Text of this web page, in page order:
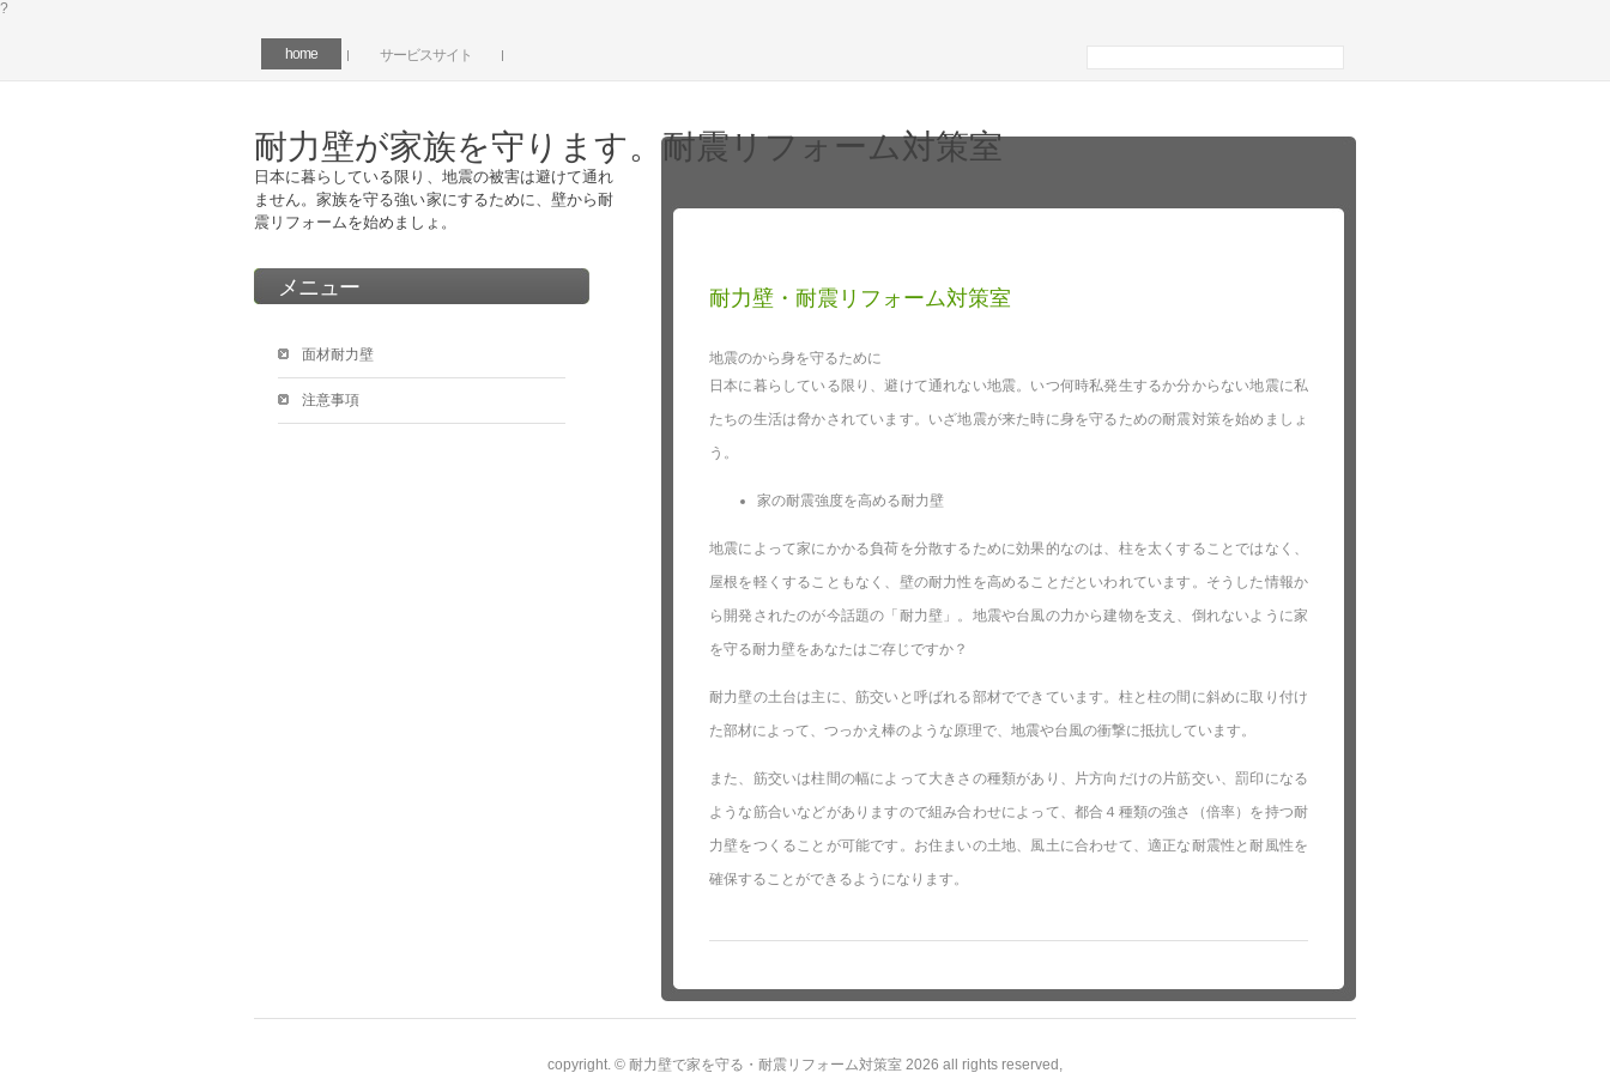
?
home サービスサイト
耐力壁が家族を守ります。耐震リフォーム対策室
日本に暮らしている限り、地震の被害は避けて通れ
ません。家族を守る強い家にするために、壁から耐
震リフォームを始めましょ。
耐力壁・耐震リフォーム対策室
地震のから身を守るために
日本に暮らしている限り、避けて通れない地震。いつ何時私発生するか分からない地震に私
たちの生活は脅かされています。いざ地震が来た時に身を守るための耐震対策を始めましょ
う。
家の耐震強度を高める耐力壁
地震によって家にかかる負荷を分散するために効果的なのは、柱を太くすることではなく、
屋根を軽くすることもなく、壁の耐力性を高めることだといわれています。そうした情報か
ら開発されたのが今話題の「耐力壁」。地震や台風の力から建物を支え、倒れないように家
を守る耐力壁をあなたはご存じですか？
耐力壁の土台は主に、筋交いと呼ばれる部材でできています。柱と柱の間に斜めに取り付け
た部材によって、つっかえ棒のような原理で、地震や台風の衝撃に抵抗しています。
また、筋交いは柱間の幅によって大きさの種類があり、片方向だけの片筋交い、罰印になる
ような筋合いなどがありますので組み合わせによって、都合４種類の強さ（倍率）を持つ耐
力壁をつくることが可能です。お住まいの土地、風土に合わせて、適正な耐震性と耐風性を
確保することができるようになります。
メニュー
面材耐力壁
注意事項
copyright. © 耐力壁で家を守る・耐震リフォーム対策室 2026 all rights reserved,